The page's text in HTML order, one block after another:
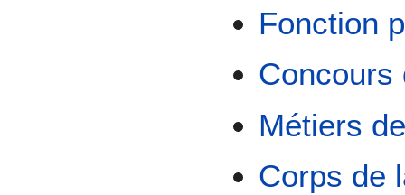
Fonction
Concours
Métiers
Corps de